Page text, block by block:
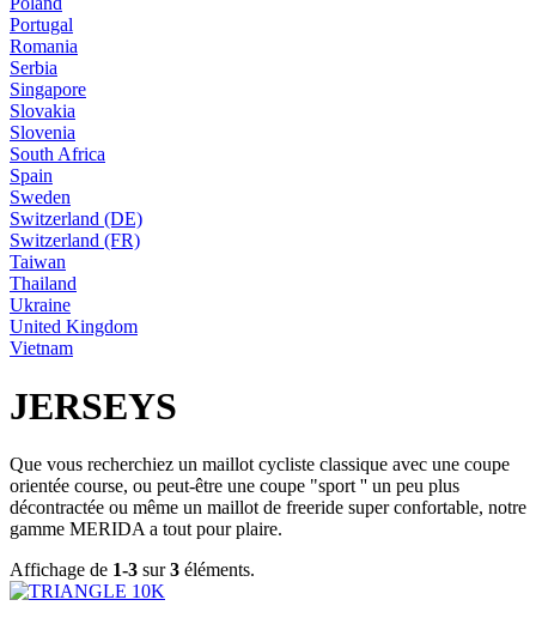
Portugal
Romania
Serbia
Singapore
Slovakia
Slovenia
South Africa
Spain
Sweden
Switzerland (DE)
Switzerland (FR)
Taiwan
Thailand
Ukraine
United Kingdom
Vietnam
JERSEYS
Que vous recherchiez un maillot cycliste classique avec une coupe
orientée course, ou peut-être une coupe "sport '' un peu plus
décontractée ou même un maillot de freeride super confortable, notre
gamme MERIDA a tout pour plaire.
Affichage de 1-3 sur3 éléments.